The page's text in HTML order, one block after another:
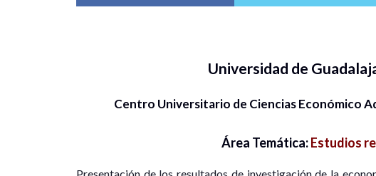
Universidad de
Centro Universitario de Ciencias Económico
Área Temática:Estudios